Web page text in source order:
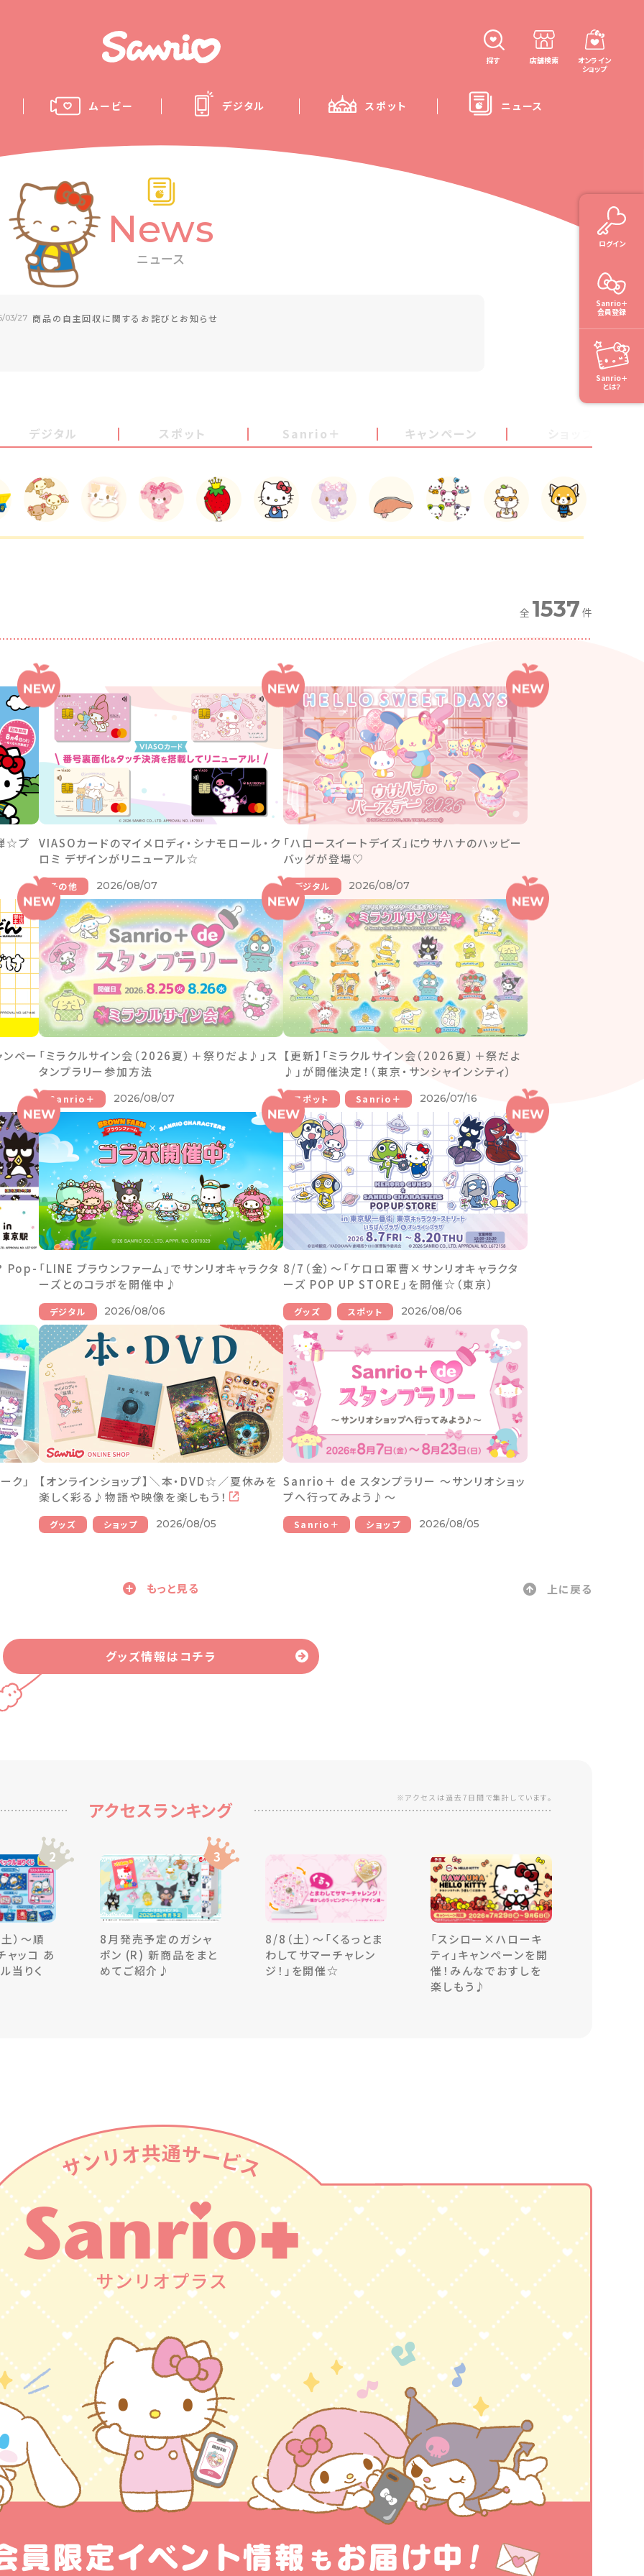
ログイン
Sanrio＋
会員登録
Sanrio＋
とは？
探す 店舗検索
オンライン
ショップ
ムービー デジタル スポット ニュース
News
ニュース
03/27 商品の自主回収に関するお詫びとお知らせ
デジタル スポット Sanrio＋ キャンペーン
全 1537 件
☆プ
VIASOカードのマイメロディ・シナモロール・ク
ロミ デザインがリニューアル☆
その他 2026/08/07
「ハロースイートデイズ」にウサハナのハッピー
バッグが登場♡
デジタル 2026/08/07
ペー 「ミラクルサイン会（2026夏）＋祭りだよ♪」ス
タンプラリー参加方法
Sanrio＋ 2026/08/07
【更新】「ミラクルサイン会（2026夏）＋祭だよ
♪」が開催決定！（東京・サンシャインシティ）
スポット Sanrio＋ 2026/07/16
Pop- 「LINE ブラウンファーム」でサンリオキャラクタ
ーズとのコラボを開催中♪
デジタル 2026/08/06
8/7（金）～「ケロロ軍曹×サンリオキャラクタ
ーズ POP UP STORE」を開催☆（東京）
グッズ スポット 2026/08/06
ク」
【オンラインショップ】＼本・DVD☆／夏休みを
楽しく彩る♪物語や映像を楽しもう！
グッズ ショップ 2026/08/05
Sanrio＋ de スタンプラリー ～サンリオショッ
プへ行ってみよう♪～
Sanrio＋ ショップ 2026/08/05
もっと見る 上に戻る
グッズ情報はコチラ
※アクセスは過去7日間で集計しています。
アクセスランキング
2
）～順
ャッコ あ
当りく
3
8月発売予定のガシャ
ポン (R) 新商品をまと
めてご紹介♪
8/8（土）～「くるっとま
わしてサマーチャレン
ジ！」を開催☆
「スシロー×ハローキ
ティ」キャンペーンを開
催！みんなでおすしを
楽しもう♪